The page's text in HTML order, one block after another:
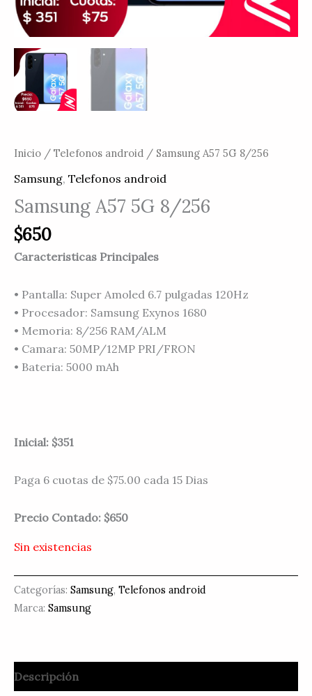
Inicio / Telefonos android / Samsung A57 5G 8/256
Samsung, Telefonos android
Samsung A57 5G 8/256
$650
Caracteristicas Principales
• Pantalla: Super Amoled 6.7 pulgadas 120Hz
• Procesador: Samsung Exynos 1680
• Memoria: 8/256 RAM/ALM
• Camara: 50MP/12MP PRI/FRON
• Bateria: 5000 mAh
Inicial: $351
Paga 6 cuotas de $75.00 cada 15 Dias
Precio Contado: $650
Sin existencias
Categorías: Samsung, Telefonos android
Marca: Samsung
Descripción